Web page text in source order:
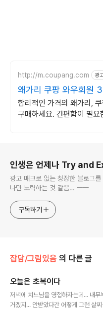
http://m.coupang.com 광
왜가리 쿠팡 와우회원
품
합리적인 가격의 왜가리,
구매하세요. 간편함이 필요
인생은 언제나 Try and
광고 매크로 없는 청정한 블로그를
나만 노력하는 것 같음… ㅡㅡ
구독하기
잡담/그림있음 의 다른 글
오늘은 초복이다
저녁에 치느님을 영접하자는데... 내무
거겠지... 안받았다간 어떻게 그런 살